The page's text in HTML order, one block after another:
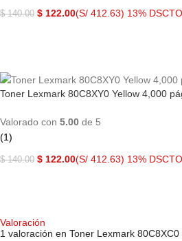
$140.00 $ 122.00(S/ 412.63) 13% DSCTO
Toner Lexmark 80C8XY0 Yellow 4,000
Valorado con 5.00 de 5
(1)
$140.00 $ 122.00(S/ 412.63) 13% DSCTO
Valoración
1 valoración en Toner Lexmark